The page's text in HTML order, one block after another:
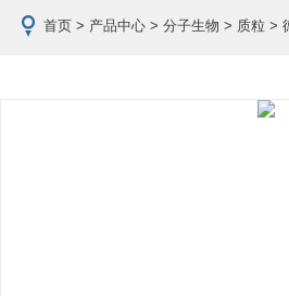
首页 > 产品中心 > 分子生物 > 质粒 >